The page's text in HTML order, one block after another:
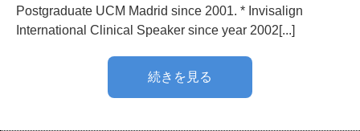
Postgraduate UCM Madrid since 2001. * Invisalign
International Clinical Speaker since year 2002[...]
続きを見る